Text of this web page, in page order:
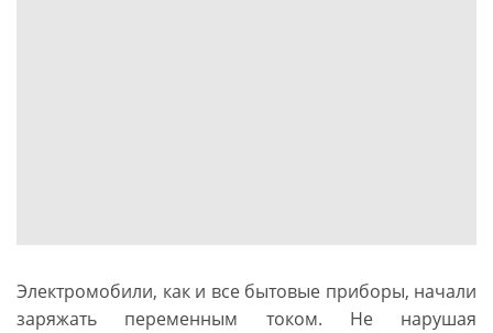
Электромобили, как и все бытовые приборы, начали
заряжать переменным током. Не нарушая